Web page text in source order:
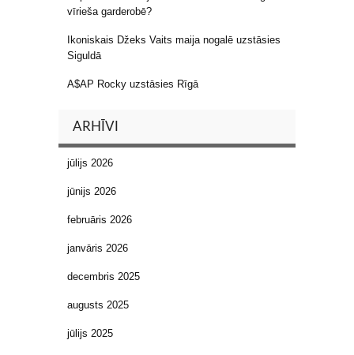
vīrieša garderobē?
Ikoniskais Džeks Vaits maija nogalē uzstāsies
Siguldā
A$AP Rocky uzstāsies Rīgā
ARHĪVI
jūlijs 2026
jūnijs 2026
februāris 2026
janvāris 2026
decembris 2025
augusts 2025
jūlijs 2025